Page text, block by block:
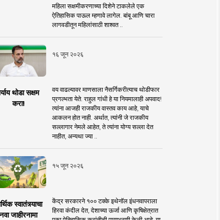
महिला सक्षमीकरणाच्या दिशेने टाकलेले एक
ऐतिहासिक पाऊल म्हणावे लागेल. बांबू आणि चारा
लागवडीतून महिलांसाठी शाश्वत ..
१६ जून २०२६
थोडा सक्षम
करा!
वय वाढल्यावर माणसाला नैसर्गिकरीत्याच थोडीफार
प्रगल्भता येते. राहुल गांधी हे या नियमालाही अपवाद!
त्यांना आजही राजकीय वास्तव काय आहे, याचे
आकलन होत नाही. अर्थात, त्यांनी जे राजकीय
सल्लागार नेमले आहेत, ते त्यांना योग्य सल्ला देत
नाहीत, अन्यथा ज्या ..
१५ जून २०२६
स्वातंत्र्याचा
जाहीरनामा
केंद्र सरकारने १०० टक्के इथेनॉल इंधनवापराला
हिरवा कंदील देत, देशाच्या ऊर्जा आणि कृषिक्षेत्रात